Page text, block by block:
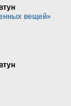
вещей»